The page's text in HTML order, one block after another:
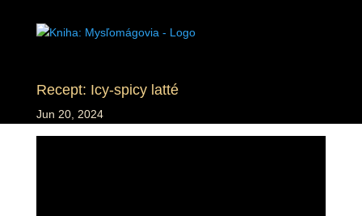
Recept: Icy-spicy latté
Jun 20, 2024